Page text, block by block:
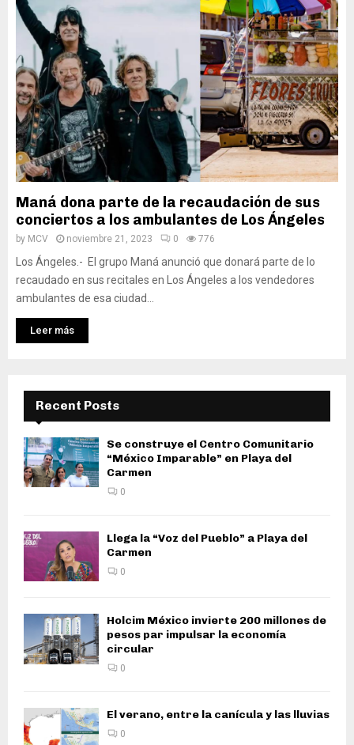
Maná dona parte de la recaudación de sus
conciertos a los ambulantes de Los Ángeles
by MCV noviembre 21, 2023 0 776
Los Ángeles.- El grupo Maná anunció que donará parte de lo
recaudado en sus recitales en Los Ángeles a los vendedores
ambulantes de esa ciudad...
Leer más
Recent Posts
Se construye el Centro Comunitario
“México Imparable” en Playa del
Carmen
0
Llega la “Voz del Pueblo” a Playa del
Carmen
0
Holcim México invierte 200 millones de
pesos par impulsar la economía
circular
0
El verano, entre la canícula y las lluvias
0